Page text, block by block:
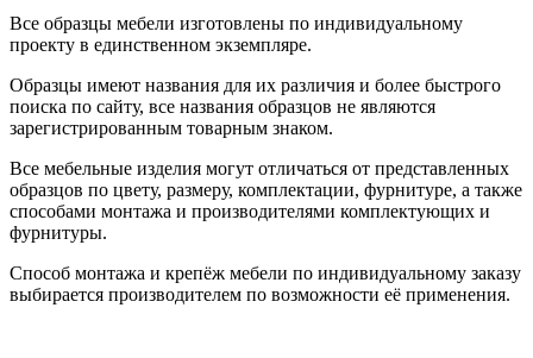
Все образцы мебели изготовлены по индивидуальному
проекту в единственном экземпляре.
Образцы имеют названия для их различия и более быстрого
поиска по сайту, все названия образцов не являются
зарегистрированным товарным знаком.
Все мебельные изделия могут отличаться от представленных
образцов по цвету, размеру, комплектации, фурнитуре, а также
способами монтажа и производителями комплектующих и
фурнитуры.
Способ монтажа и крепёж мебели по индивидуальному заказу
выбирается производителем по возможности её применения.